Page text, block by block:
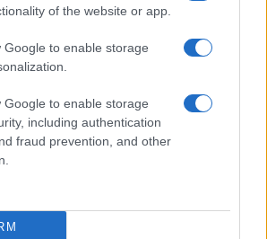
of the website or app.
Google to enable storage
Google to enable storage
including authentication
fraud prevention, and other